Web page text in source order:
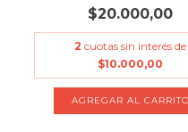
$20.000,00
2 cuotas sin interés de
$10.000,00